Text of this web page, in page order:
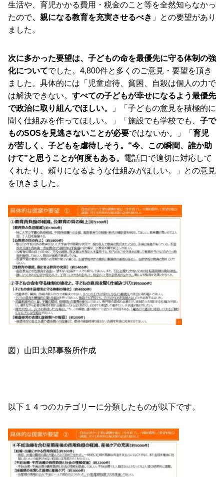
生活や、育児かかる費用・税金のこと等を全然知らなかっ
たので、親になる教育を充実させるべき 」との要望があり
ました。
次に多かった要望は、子どもの命を最優先に守る体制の強
化についてでした。4,800件と多くのご意見・要望を頂き
ました。具体的には「児童虐待、貧困、自殺は個人の力で
は解決できない。 すべての子どもが幸せになるよう最優先
で政治に取り組んでほしい。
」「子どもの意見を積極的に
聞く仕組みを作ってほしい。」「施設でも学校でも、 子で
ものSOSを見逃さないことが必要ではないか。」「 育児
が苦しく、子どもを虐待しそう。“今、この瞬間、誰か助
けて”と思うことが何度もある。 電話口で適切に対応して
くれたり、頼りになるような仕組みがほしい。」との意見
を頂きました。
図）山田太郎事務所作成
以下１４つのカテゴリーに分類したものが以下です。